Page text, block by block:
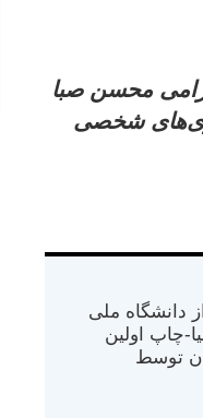
محسن صبا
شخصی
از دانشگاه ملی
در کالیفرنیا-چاپ اولین
در سال ۱۳۸۴ در ایران توسط